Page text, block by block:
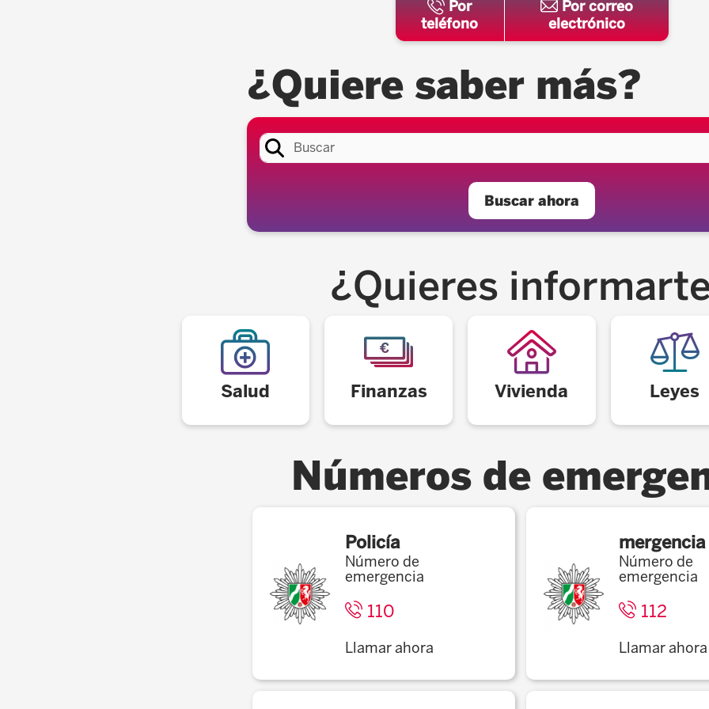
Por
teléfono
Por correo
electrónico
¿Quiere saber más?
Buscar ahora
¿Quieres
Salud Finanzas Vivienda Leyes
Números de
Policía
Número de
emergencia
110
Llamar ahora
mergencia
Número de
emergencia
112
Llamar ahora